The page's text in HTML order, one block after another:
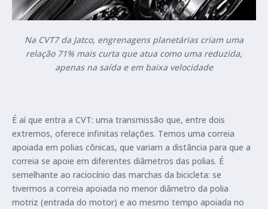
Na CVT7 da Jatco, engrenagens planetárias criam uma
relação 71% mais curta que atua como uma reduzida,
apenas na saída e em baixa velocidade
É aí que entra a CVT: uma transmissão que, entre dois
extremos, oferece infinitas relações. Temos uma correia
apoiada em polias cônicas, que variam a distância para que a
correia se apoie em diferentes diâmetros das polias. É
semelhante ao raciocínio das marchas da bicicleta: se
tivermos a correia apoiada no menor diâmetro da polia
motriz (entrada do motor) e ao mesmo tempo apoiada no